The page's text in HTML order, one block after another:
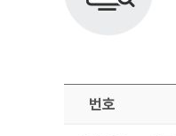
번호